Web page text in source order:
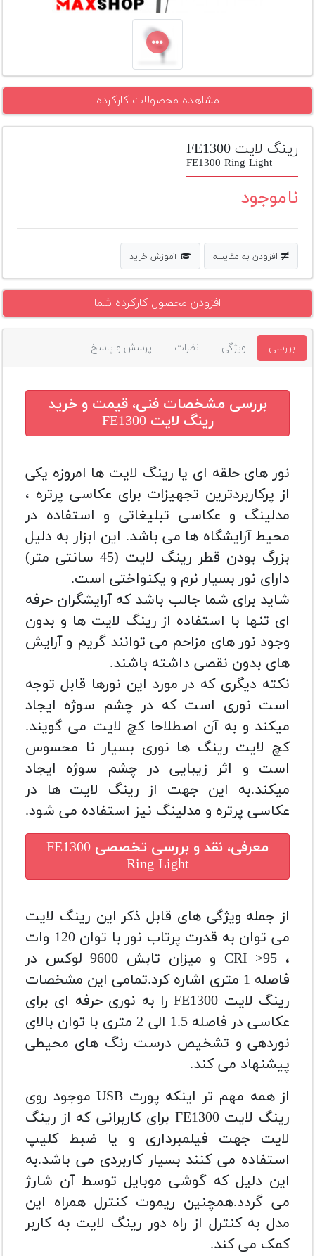
افزودن
دست
دوم
لیست
قیمت
دوربین
مشاهده محصولات کارکرده
رینگ لایت FE1300
FE1300 Ring Light
ناموجود
افزودن به مقایسه آموزش خرید
افزودن محصول کارکرده شما
بررسی ویژگی نظرات پرسش و پاسخ
بررسی مشخصات فنی، قیمت و خرید
رینگ لایت FE1300
نور های حلقه ای یا رینگ لایت ها امروزه یکی
از پرکاربردترین تجهیزات برای عکاسی پرتره ،
مدلینگ و عکاسی تبلیغاتی و استفاده در
محیط آرایشگاه ها می باشد. این ابزار به دلیل
بزرگ بودن قطر رینگ لایت (45 سانتی متر)
دارای نور بسیار نرم و یکنواختی است.
شاید برای شما جالب باشد که آرایشگران حرفه
ای تنها با استفاده از رینگ لایت ها و بدون
وجود نور های مزاحم می توانند گریم و آرایش
های بدون نقصی داشته باشند.
نکته دیگری که در مورد این نورها قابل توجه
است نوری است که در چشم سوژه ایجاد
میکند و به آن اصطلاحا کچ لایت می گویند.
کچ لایت رینگ ها نوری بسیار نا محسوس
است و اثر زیبایی در چشم سوژه ایجاد
میکند.به این جهت از رینگ لایت ها در
عکاسی پرتره و مدلینگ نیز استفاده می شود.
معرفی، نقد و بررسی تخصصی FE1300
Ring Light
از جمله ویژگی های قابل ذکر این رینگ لایت
می توان به قدرت پرتاب نور با توان 120 وات
، CRI >95 و میزان تابش 9600 لوکس در
فاصله 1 متری اشاره کرد.تمامی این مشخصات
رینگ لایت FE1300 را به نوری حرفه ای برای
عکاسی در فاصله 1.5 الی 2 متری با توان بالای
نوردهی و تشخیص درست رنگ های محیطی
پیشنهاد می کند.
از همه مهم تر اینکه پورت USB موجود روی
رینگ لایت FE1300 برای کاربرانی که از رینگ
لایت جهت فیلمبرداری و یا ضبط کلیپ
استفاده می کنند بسیار کاربردی می باشد.به
این دلیل که گوشی موبایل توسط آن شارژ
می گردد.همچنین ریموت کنترل همراه این
مدل به کنترل از راه دور رینگ لایت به کاربر
کمک می کند.